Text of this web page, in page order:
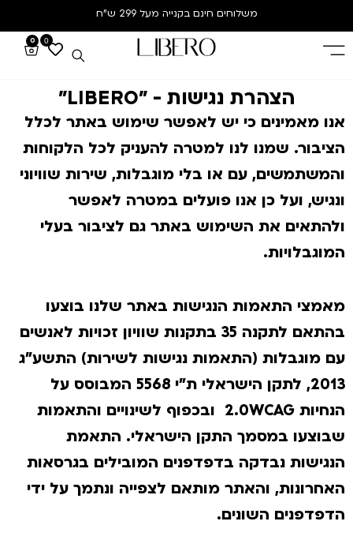
משלוחים חינם בקנייה מעל 299 ש”ח
0
0
הצהרת נגישות - "LIBERO"
אנו מאמינים כי יש לאפשר שימוש באתר לכלל
הציבור. שמנו לנו למטרה להעניק לכל הלקוחות
והמשתמשים, עם או בלי מוגבלות, שירות שוויוני
ונגיש, ועל כן אנו פועלים במטרה לאפשר
ולהתאים את השימוש באתר גם לציבור בעלי
המוגבלויות.
מאמצי התאמות הנגישות באתר שלנו בוצעו
בהתאם לתקנה 35 בתקנות שוויון זכויות לאנשים
עם מוגבלות (התאמות נגישות לשירות) התשע"ג
2013, לתקן הישראלי ת"י 5568 המבוסס על
הנחיות 2.0WCAG ובכפוף לשינויים והתאמות
שבוצעו במסמך התקן הישראלי. התאמת
הנגישות נבדקה בדפדפנים המובילים בגרסאות
האחרונות, והאתר מותאם לצפייה ונתמך על ידי
הדפדפנים השונים.